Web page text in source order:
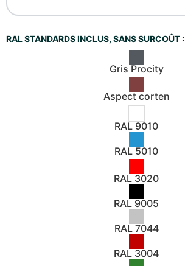
RAL STANDARDS INCLUS, SANS SURCOÛT :
Gris Procity
Aspect corten
RAL 9010
RAL 5010
RAL 3020
RAL 9005
RAL 7044
RAL 3004